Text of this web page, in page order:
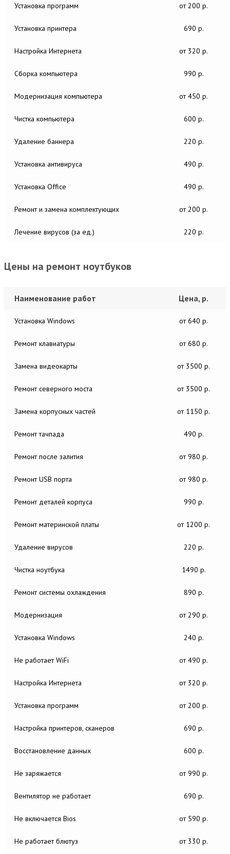
Установка программ от 200 р.
Установка принтера 690 р.
Настройка Интернета от 320 р.
Сборка компьютера 990 р.
Модернизация компьютера от 450 р.
Чистка компьютера 600 р.
Удаление баннера 220 р.
Установка антивируса 490 р.
Установка Office 490 р.
Ремонт и замена комплектующих от 200 р.
Лечение вирусов (за ед.) 220 р.
Цены на ремонт ноутбуков
Наименование работ Цена, р.
Установка Windows от 640 р.
Ремонт клавиатуры от 680 р.
Замена видеокарты от 3500 р.
Ремонт северного моста от 3500 р.
Замена корпусных частей от 1150 р.
Ремонт тачпада 490 р.
Ремонт после залития от 980 р.
Ремонт USB порта от 980 р.
Ремонт деталей корпуса 990 р.
Ремонт материнской платы от 1200 р.
Удаление вирусов 220 р.
Чистка ноутбука 1490 р.
Ремонт системы охлаждения 890 р.
Модернизация от 290 р.
Установка Windows 240 р.
Не работает WiFi от 490 р.
Настройка Интернета от 320 р.
Установка программ от 200 р.
Настройка принтеров, сканеров 690 р.
Восстановление данных 600 р.
Не заряжается от 990 р.
Вентилятор не работает 690 р.
Не включается Bios от 590 р.
Не работает блютуз от 330 р.